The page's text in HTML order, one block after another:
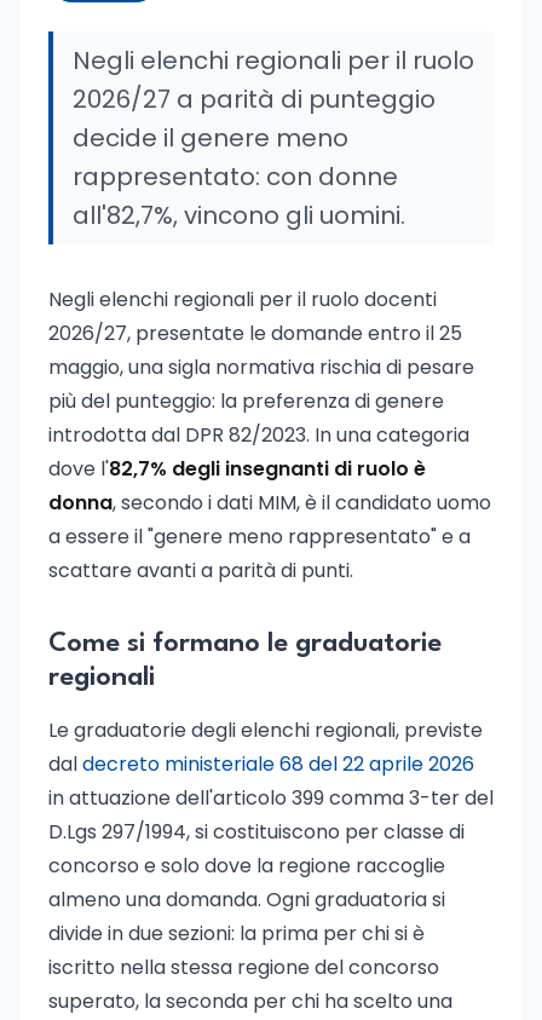
Negli elenchi regionali per il ruolo
2026/27 a parità di punteggio
decide il genere meno
rappresentato: con donne
all'82,7%, vincono gli uomini.
Negli elenchi regionali per il ruolo docenti
2026/27, presentate le domande entro il 25
maggio, una sigla normativa rischia di pesare
più del punteggio: la preferenza di genere
introdotta dal DPR 82/2023. In una categoria
dove l'82,7% degli insegnanti di ruolo è
donna, secondo i dati MIM, è il candidato uomo
a essere il "genere meno rappresentato" e a
scattare avanti a parità di punti.
Come si formano le graduatorie
regionali
Le graduatorie degli elenchi regionali, previste
daldecreto ministeriale 68 del 22 aprile 2026
in attuazione dell'articolo 399 comma 3-ter del
D.Lgs 297/1994, si costituiscono per classe di
concorso e solo dove la regione raccoglie
almeno una domanda. Ogni graduatoria si
divide in due sezioni: la prima per chi si è
iscritto nella stessa regione del concorso
superato, la seconda per chi ha scelto una